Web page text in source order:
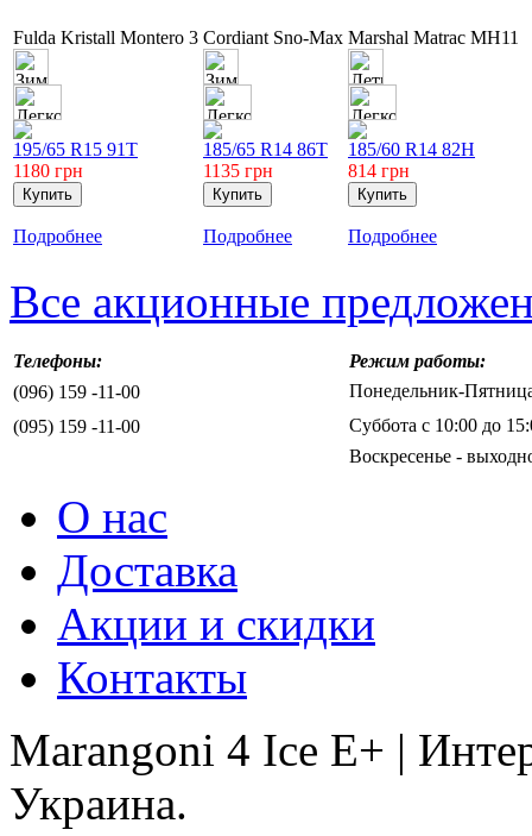
Fulda Kristall Montero 3
195/65 R15 91T
1180 грн
Подробнее
Cordiant Sno-Max
185/65 R14 86T
1135 грн
Подробнее
Marshal Matrac MH11
185/60 R14 82H
814 грн
Подробнее
Все акционные
Телефоны:
Режим работы:
(096) 159 -11-00
Понедельник-
(095) 159 -11-00
Суббота с 10:00 до
Воскресенье -
О нас
Доставка
Акции и скидки
Контакты
Marangoni 4 Ice E+ |
Украина.